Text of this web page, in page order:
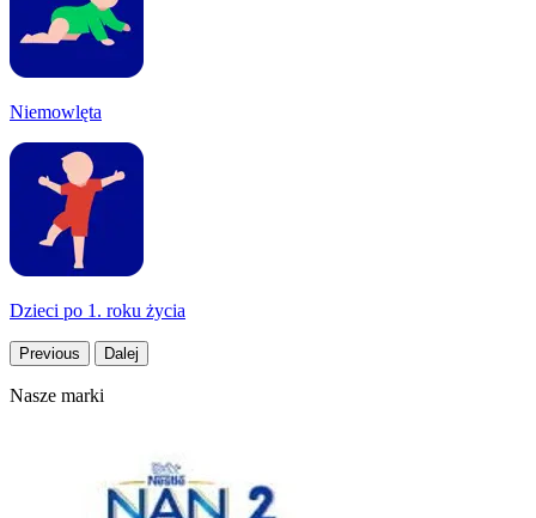
Niemowlęta
Dzieci po 1. roku życia
Previous Dalej
Nasze marki